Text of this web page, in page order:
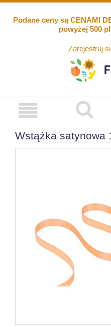
Podane ceny są CENAMI
powyżej 500
Zarejestruj
Wstążka satynowa